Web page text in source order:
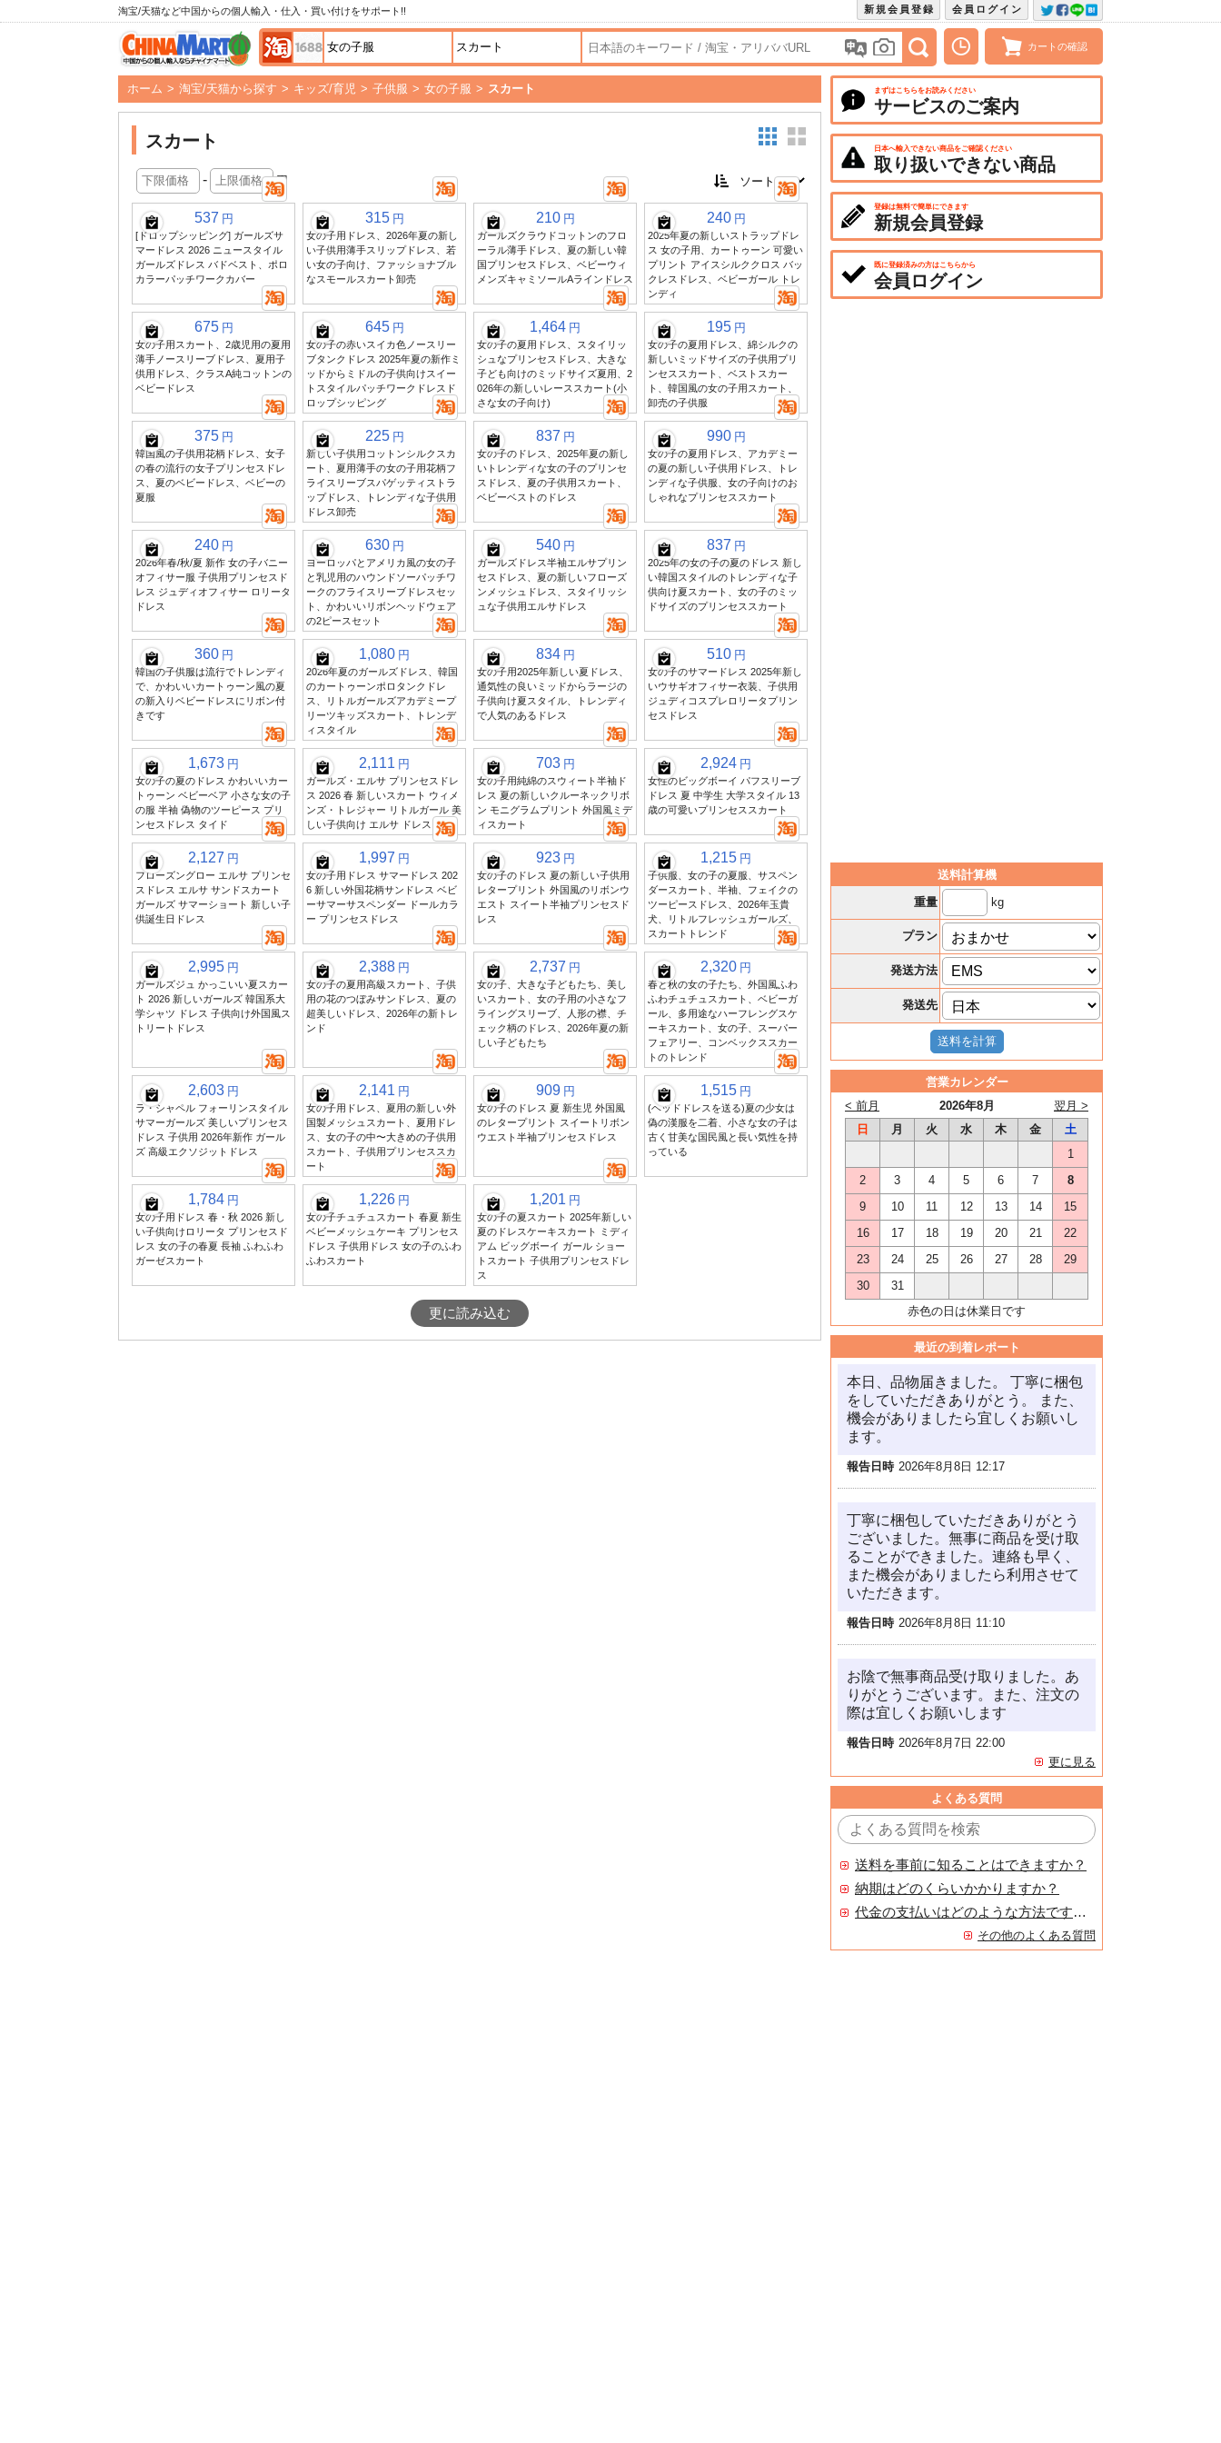
淘宝/天猫など中国からの個人輸入・仕入・買い付けをサポート!! 会員ログイン
新規会員登録
カートの確認
ホーム > 淘宝/天猫から探す > キッズ/育児 > 子供服 > 女の子服 > スカート
スカート
- 円
537 円
[ドロップシッピング] ガールズサ
マードレス 2026 ニュースタイル
ガールズドレス バドベスト、ポロ
カラーパッチワークカバー
315 円
女の子用ドレス、2026年夏の新し
い子供用薄手スリップドレス、若
い女の子向け、ファッショナブル
なスモールスカート卸売
210 円
ガールズクラウドコットンのフロ
ーラル薄手ドレス、夏の新しい韓
国プリンセスドレス、ベビーウィ
メンズキャミソールAラインドレス
240 円
2025年夏の新しいストラップドレ
ス 女の子用、カートゥーン 可愛い
プリント アイスシルククロス バッ
クレスドレス、ベビーガール トレ
ンディ
675 円
女の子用スカート、2歳児用の夏用
薄手ノースリーブドレス、夏用子
供用ドレス、クラスA純コットンの
ベビードレス
645 円
女の子の赤いスイカ色ノースリー
ブタンクドレス 2025年夏の新作ミ
ッドからミドルの子供向けスイー
トスタイルパッチワークドレスド
ロップシッピング
1,464 円
女の子の夏用ドレス、スタイリッ
シュなプリンセスドレス、大きな
子ども向けのミッドサイズ夏用、2
026年の新しいレーススカート(小
さな女の子向け)
195 円
女の子の夏用ドレス、綿シルクの
新しいミッドサイズの子供用プリ
ンセススカート、ベストスカー
ト、韓国風の女の子用スカート、
卸売の子供服
375 円
韓国風の子供用花柄ドレス、女子
の春の流行の女子プリンセスドレ
ス、夏のベビードレス、ベビーの
夏服
225 円
新しい子供用コットンシルクスカ
ート、夏用薄手の女の子用花柄フ
ライスリーブスパゲッティストラ
ップドレス、トレンディな子供用
ドレス卸売
837 円
女の子のドレス、2025年夏の新し
いトレンディな女の子のプリンセ
スドレス、夏の子供用スカート、
ベビーベストのドレス
990 円
女の子の夏用ドレス、アカデミー
の夏の新しい子供用ドレス、トレ
ンディな子供服、女の子向けのお
しゃれなプリンセススカート
240 円
2026年春/秋/夏 新作 女の子バニー
オフィサー服 子供用プリンセスド
レス ジュディオフィサー ロリータ
ドレス
630 円
ヨーロッパとアメリカ風の女の子
と乳児用のハウンドソーパッチワ
ークのフライスリーブドレスセッ
ト、かわいいリボンヘッドウェア
の2ピースセット
540 円
ガールズドレス半袖エルサプリン
セスドレス、夏の新しいフローズ
ンメッシュドレス、スタイリッシ
ュな子供用エルサドレス
837 円
2025年の女の子の夏のドレス 新し
い韓国スタイルのトレンディな子
供向け夏スカート、女の子のミッ
ドサイズのプリンセススカート
360 円
韓国の子供服は流行でトレンディ
で、かわいいカートゥーン風の夏
の新入りベビードレスにリボン付
きです
1,080 円
2026年夏のガールズドレス、韓国
のカートゥーンポロタンクドレ
ス、リトルガールズアカデミープ
リーツキッズスカート、トレンデ
ィスタイル
834 円
女の子用2025年新しい夏ドレス、
通気性の良いミッドからラージの
子供向け夏スタイル、トレンディ
で人気のあるドレス
510 円
女の子のサマードレス 2025年新し
いウサギオフィサー衣装、子供用
ジュディコスプレロリータプリン
セスドレス
1,673 円
女の子の夏のドレス かわいいカー
トゥーン ベビーベア 小さな女の子
の服 半袖 偽物のツーピース プリ
ンセスドレス タイド
2,111 円
ガールズ・エルサ プリンセスドレ
ス 2026 春 新しいスカート ウィメ
ンズ・トレジャー リトルガール 美
しい子供向け エルサ ドレス 夏
703 円
女の子用純綿のスウィート半袖ド
レス 夏の新しいクルーネックリボ
ン モニグラムプリント 外国風ミデ
ィスカート
2,924 円
女性のビッグボーイ パフスリーブ
ドレス 夏 中学生 大学スタイル 13
歳の可愛いプリンセススカート
2,127 円
フローズングロー エルサ プリンセ
スドレス エルサ サンドスカート
ガールズ サマーショート 新しい子
供誕生日ドレス
1,997 円
女の子用ドレス サマードレス 202
6 新しい外国花柄サンドレス ベビ
ーサマーサスペンダー ドールカラ
ー プリンセスドレス
923 円
女の子のドレス 夏の新しい子供用
レタープリント 外国風のリボンウ
エスト スイート半袖プリンセスド
レス
1,215 円
子供服、女の子の夏服、サスペン
ダースカート、半袖、フェイクの
ツーピースドレス、2026年玉貴
犬、リトルフレッシュガールズ、
スカートトレンド
2,995 円
ガールズジュ かっこいい夏スカー
ト 2026 新しいガールズ 韓国系大
学シャツ ドレス 子供向け外国風ス
トリートドレス
2,388 円
女の子の夏用高級スカート、子供
用の花のつぼみサンドレス、夏の
超美しいドレス、2026年の新トレ
ンド
2,737 円
女の子、大きな子どもたち、美し
いスカート、女の子用の小さなフ
ライングスリーブ、人形の襟、チ
ェック柄のドレス、2026年夏の新
しい子どもたち
2,320 円
春と秋の女の子たち、外国風ふわ
ふわチュチュスカート、ベビーガ
ール、多用途なハーフレングスケ
ーキスカート、女の子、スーパー
フェアリー、コンベックススカー
トのトレンド
2,603 円
ラ・シャペル フォーリンスタイル
サマーガールズ 美しいプリンセス
ドレス 子供用 2026年新作 ガール
ズ 高級エクソジットドレス
2,141 円
女の子用ドレス、夏用の新しい外
国製メッシュスカート、夏用ドレ
ス、女の子の中〜大きめの子供用
スカート、子供用プリンセススカ
ート
909 円
女の子のドレス 夏 新生児 外国風
のレタープリント スイートリボン
ウエスト半袖プリンセスドレス
1,515 円
(ヘッドドレスを送る)夏の少女は
偽の漢服を二着、小さな女の子は
古く甘美な国民風と長い気性を持
っている
1,784 円
女の子用ドレス 春・秋 2026 新し
い子供向けロリータ プリンセスド
レス 女の子の春夏 長袖 ふわふわ
ガーゼスカート
1,226 円
女の子チュチュスカート 春夏 新生
ベビーメッシュケーキ プリンセス
ドレス 子供用ドレス 女の子のふわ
ふわスカート
1,201 円
女の子の夏スカート 2025年新しい
夏のドレスケーキスカート ミディ
アム ビッグボーイ ガール ショー
トスカート 子供用プリンセスドレ
ス
更に読み込む
まずはこちらをお読みください
サービスのご案内
日本へ輸入できない商品をご確認ください
取り扱いできない商品
登録は無料で簡単にできます
新規会員登録
既に登録済みの方はこちらから
会員ログイン
送料計算機
重量
kg
プラン
発送方法
発送先
営業カレンダー
2026年8月
< 前月
翌月 >
日
月 火 水 木 金
土
1
2
3 4 5 6 7
8
9
10 11 12 13 14
15
16
17 18 19 20 21
22
23
24 25 26 27 28
29
30
31
赤色の日は休業日です
最近の到着レポート
本日、品物届きました。 丁寧に梱包
をしていただきありがとう。 また、
機会がありましたら宜しくお願いし
ます。
報告日時 2026年8月8日 12:17
丁寧に梱包していただきありがとう
ございました。無事に商品を受け取
ることができました。連絡も早く、
また機会がありましたら利用させて
いただきます。
報告日時 2026年8月8日 11:10
お陰で無事商品受け取りました。あ
りがとうございます。また、注文の
際は宜しくお願いします
報告日時 2026年8月7日 22:00
更に見る
よくある質問
送料を事前に知ることはできますか？
納期はどのくらいかかりますか？
代金の支払いはどのような方法ですか？
その他のよくある質問